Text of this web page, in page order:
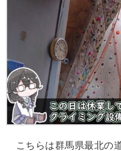
こちらは群馬県最北の